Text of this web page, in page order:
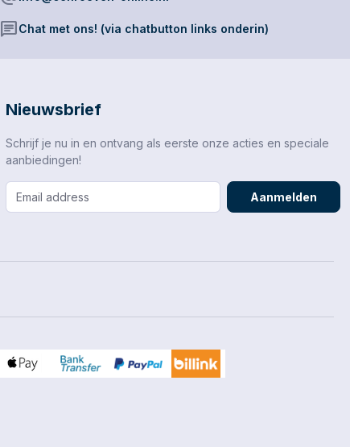
chatChat met ons! (via chatbutton links onderin)
Nieuwsbrief
Schrijf je nu in en ontvang als eerste onze acties en speciale
aanbiedingen!
Aanmelden